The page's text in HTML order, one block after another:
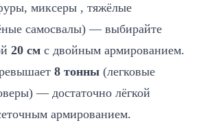
миксеры , тяжёлые
самосвалы) — выбирайте
20 см с двойным армированием.
8 тонны (легковые
— достаточно лёгкой
армированием.